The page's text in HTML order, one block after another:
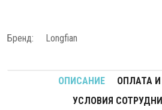
Бренд: Longfian
ОПИСАНИЕ
ОПЛАТА
УСЛОВИЯ